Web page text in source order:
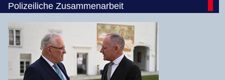
Polizeiliche Zusammenarbeit